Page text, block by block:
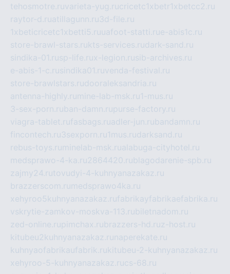
tehosmotre.ruvarieta-yug.rucricetc1xbetr1xbetcc2.ru
raytor-d.ruatillagunn.ru3d-file.ru
1xbeticricetc1xbetti5.ruuafoot-statti.rue-abis1c.ru
store-brawl-stars.rukts-services.rudark-sand.ru
sindika-01.rusp-life.rux-legion.rusib-archives.ru
e-abis-1-c.rusindika01.ruvenda-festival.ru
store-brawlstars.rudooraleksandria.ru
antenna-highly.ru mine-lab-msk.ru1-mus.ru
3-sex-porn.ruban-damn.rupurse-factory.ru
viagra-tablet.rufasbags.ruadler-jun.rubandamn.ru
fincontech.ru3sexporn.ru1mus.rudarksand.ru
rebus-toys.ru minelab-msk.rualabuga-cityhotel.ru
medsprawo-4-ka.ru2864420.rublagodarenie-spb.ru
zajmy24.rutovudyi-4-kuhnyanazakaz.ru
brazzerscom.ru medsprawo4ka.ru
xehyroo5kuhnyanazakaz.rufabrikayfabrikaefabrika.ru
vskrytie-zamkov-moskva-113.rubiletnadom.ru
zed-online.rupimchax.rubrazzers-hd.ruz-host.ru
kitubeu2kuhnyanazakaz.ru naperekate.ru
kuhnyaofabrikaufabrik.rukitubeu-2-kuhnyanazakaz.ru
xehyroo-5-kuhnyanazakaz.rucs-68.ru